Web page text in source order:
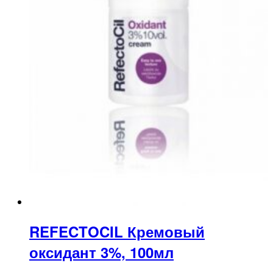
REFECTOCIL Кремовый
оксидант 3%, 100мл